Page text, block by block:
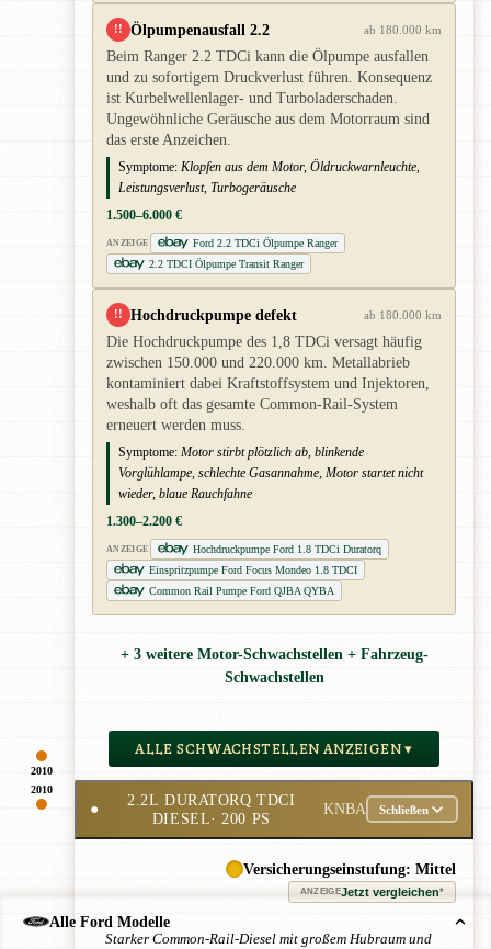
2010
!! Ölpumpenausfall 2.2 ab 180.000 km
Beim Ranger 2.2 TDCi kann die Ölpumpe ausfallen
und zu sofortigem Druckverlust führen. Konsequenz
ist Kurbelwellenlager- und Turboladerschaden.
Ungewöhnliche Geräusche aus dem Motorraum sind
das erste Anzeichen.
Symptome: Klopfen aus dem Motor, Öldruckwarnleuchte,
Leistungsverlust, Turbogeräusche
1.500–6.000 €
ANZEIGE
Ford 2.2 TDCi Ölpumpe Ranger
2.2 TDCI Ölpumpe Transit Ranger
!! Hochdruckpumpe defekt ab 180.000 km
Die Hochdruckpumpe des 1,8 TDCi versagt häufig
zwischen 150.000 und 220.000 km. Metallabrieb
kontaminiert dabei Kraftstoffsystem und Injektoren,
weshalb oft das gesamte Common-Rail-System
erneuert werden muss.
Symptome: Motor stirbt plötzlich ab, blinkende
Vorglühlampe, schlechte Gasannahme, Motor startet nicht
wieder, blaue Rauchfahne
1.300–2.200 €
ANZEIGE
Hochdruckpumpe Ford 1.8 TDCi Duratorq
Einspritzpumpe Ford Focus Mondeo 1.8 TDCI
Common Rail Pumpe Ford QJBA QYBA
+ 3 weitere Motor-Schwachstellen + Fahrzeug-
Schwachstellen
ALLE SCHWACHSTELLEN ANZEIGEN ▾
2010
●
2.2L DURATORQ TDCI
DIESEL· 200 PS
KNBA Schließen
Versicherungseinstufung: Mittel
ANZEIGEJetzt vergleichen*
Starker Common-Rail-Diesel mit großem Hubraum und
Alle Ford Modelle